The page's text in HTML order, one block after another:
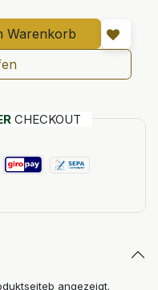
Warenkorb
CHECKOUT
angezeigt.